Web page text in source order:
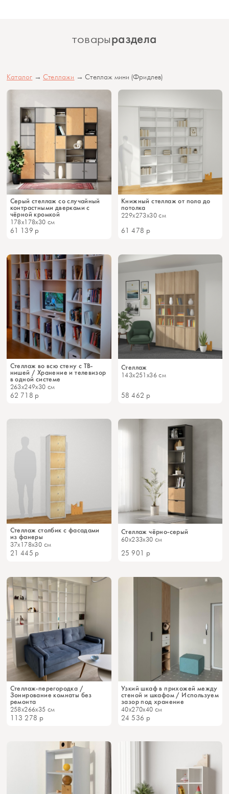
товарыраздела
Каталог →Стеллажи → Стеллаж мини (Фридлев)
Серый стеллаж со случайный
контрастными дверками с
чёрной кромкой
178x178x30 см
61 139 р
Книжный стеллаж от пола до
потолка
229x273x30 см
61 478 р
Стеллаж во всю стену с ТВ-
нишей / Хранение и телевизор
в одной системе
263x249x30 см
62 718 р
Стеллаж
143x251x36 см
58 462 р
Стеллаж столбик с фасадами
из фанеры
37x178x30 см
21 445 р
Стеллаж чёрно-серый
60x233x30 см
25 901 р
Стеллаж-перегородка /
Зонирование комнаты без
ремонта
258x266x35 см
113 278 р
Узкий шкаф в прихожей между
стеной и шкафом / Используем
зазор под хранение
40x270x40 см
24 536 р